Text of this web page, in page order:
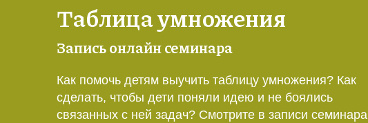
Таблица умножения
Запись онлайн семинара
Как помочь детям выучить таблицу умножения? Как
сделать, чтобы дети поняли идею и не боялись
связанных с ней задач? Смотрите в записи семинара